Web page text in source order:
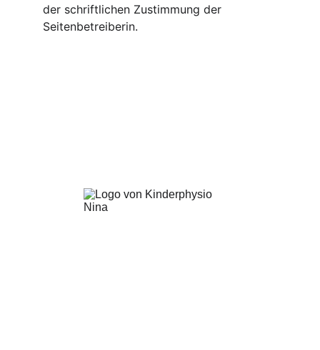
der schriftlichen Zustimmung der
Seitenbetreiberin.